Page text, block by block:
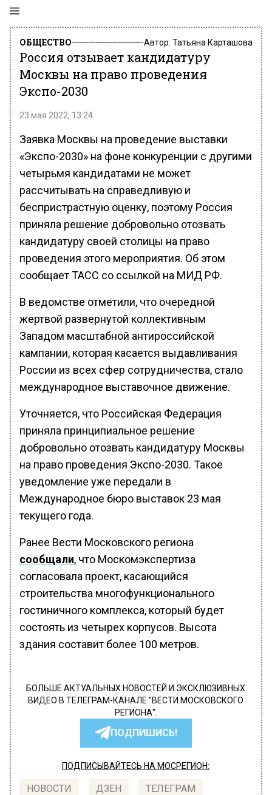
ОБЩЕСТВО Автор: Татьяна Карташова
Россия отзывает кандидатуру
Москвы на право проведения
Экспо-2030
23 мая 2022, 13:24
Заявка Москвы на проведение выставки
«Экспо-2030» на фоне конкуренции с другими
четырьмя кандидатами не может
рассчитывать на справедливую и
беспристрастную оценку, поэтому Россия
приняла решение добровольно отозвать
кандидатуру своей столицы на право
проведения этого мероприятия. Об этом
сообщает ТАСС со ссылкой на МИД РФ.
В ведомстве отметили, что очередной
жертвой развернутой коллективным
Западом масштабной антироссийской
кампании, которая касается выдавливания
России из всех сфер сотрудничества, стало
международное выставочное движение.
Уточняется, что Российская Федерация
приняла принципиальное решение
добровольно отозвать кандидатуру Москвы
на право проведения Экспо-2030. Такое
уведомление уже передали в
Международное бюро выставок 23 мая
текущего года.
Ранее Вести Московского региона
сообщали, что Москомэкспертиза
согласовала проект, касающийся
строительства многофункционального
гостиничного комплекса, который будет
состоять из четырех корпусов. Высота
здания составит более 100 метров.
БОЛЬШЕ АКТУАЛЬНЫХ НОВОСТЕЙ И ЭКСКЛЮЗИВНЫХ
ВИДЕО В ТЕЛЕГРАМ-КАНАЛЕ "ВЕСТИ МОСКОВСКОГО
РЕГИОНА".
ПОДПИШИСЬ!
ПОДПИСЫВАЙТЕСЬ НА МОСРЕГИОН:
НОВОСТИ ДЗЕН ТЕЛЕГРАМ